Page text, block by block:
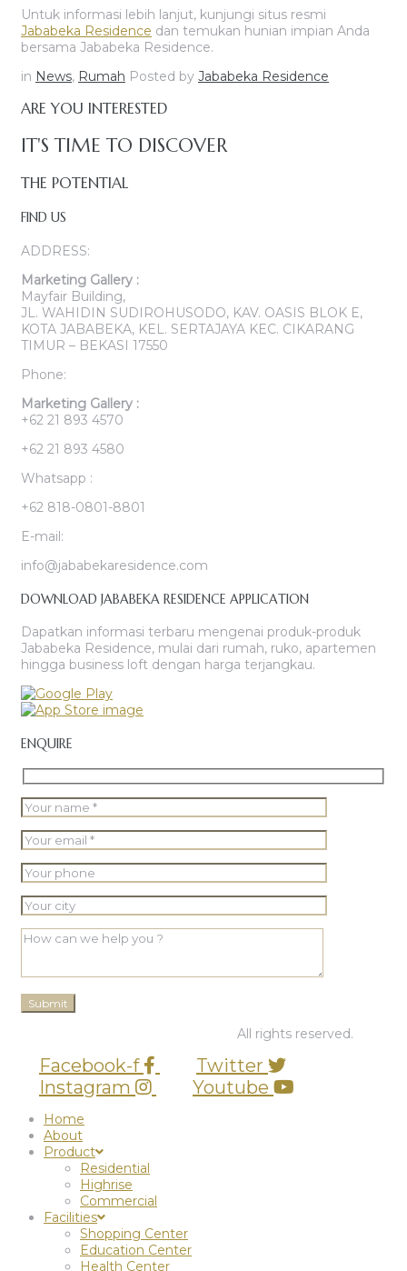
Untuk informasi lebih lanjut, kunjungi situs resmi
Jababeka Residence dan temukan hunian impian Anda
bersama Jababeka Residence.
in News, Rumah Posted by Jababeka Residence
ARE YOU INTERESTED
IT'S TIME TO DISCOVER
THE POTENTIAL
FIND US
ADDRESS:
Marketing Gallery :
Mayfair Building,
JL. WAHIDIN SUDIROHUSODO, KAV. OASIS BLOK E,
KOTA JABABEKA, KEL. SERTAJAYA KEC. CIKARANG
TIMUR – BEKASI 17550
Phone:
Marketing Gallery :
+62 21 893 4570
+62 21 893 4580
Whatsapp :
+62 818-0801-8801
E-mail:
info@jababekaresidence.com
DOWNLOAD JABABEKA RESIDENCE APPLICATION
Dapatkan informasi terbaru mengenai produk-produk
Jababeka Residence, mulai dari rumah, ruko, apartemen
hingga business loft dengan harga terjangkau.
ENQUIRE
All rights reserved.
Facebook-f
Twitter
Instagram
Youtube
Home
About
Product
Residential
Highrise
Commercial
Facilities
Shopping Center
Education Center
Health Center